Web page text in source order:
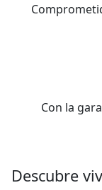
Con la
Descubre